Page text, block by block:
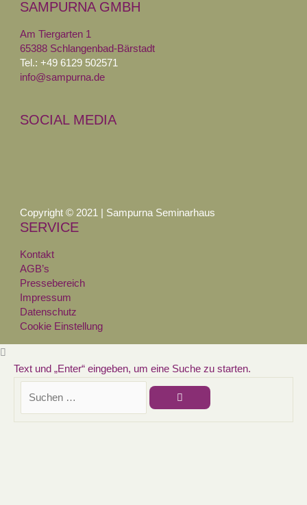
SAMPURNA GMBH
Am Tiergarten 1
65388 Schlangenbad-Bärstadt
Tel.: +49 6129 502571
info@sampurna.de
SOCIAL MEDIA
Copyright © 2021 | Sampurna Seminarhaus
SERVICE
Kontakt
AGB’s
Pressebereich
Impressum
Datenschutz
Cookie Einstellung
Text und „Enter“ eingeben, um eine Suche zu starten.